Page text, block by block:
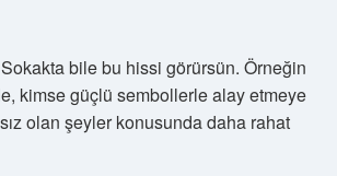
bile bu hissi görürsün. Örneğin
kimse güçlü sembollerle alay etmeye
olan şeyler konusunda daha rahat